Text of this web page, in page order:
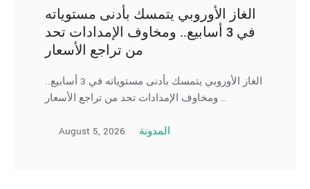
الغاز الأوروبي يتمسك بأدنى مستوياته
في 3 أسابيع.. ومخاوف الإمدادات تحد
من تراجع الأسعار
الغاز الأوروبي يتمسك بأدنى مستوياته في 3 أسابيع..
ومخاوف الإمدادات تحد من تراجع الأسعار …
August 5, 2026 المدونة